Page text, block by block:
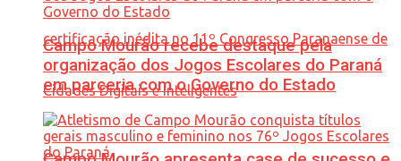
Campo Mourão recebe destaque pela
organização dos Jogos Escolares do Paraná
em parceria com o Governo do Estado